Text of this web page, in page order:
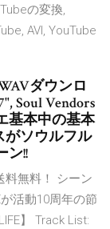
の変換,
AVI, YouTube
ダウンロ
Soul Vendors
基本中の基本
がソウルフル
ン!!
料無料！ シーン
活動10周年の節
】 Track List: